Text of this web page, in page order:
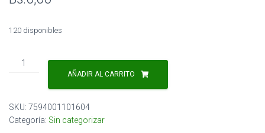
120 disponibles
ACETAMINOFEN
650MG
TABLETAS
PLUSANDEX
AÑADIR AL CARRITO
SKU: 7594001101604
Categoría: Sin categorizar